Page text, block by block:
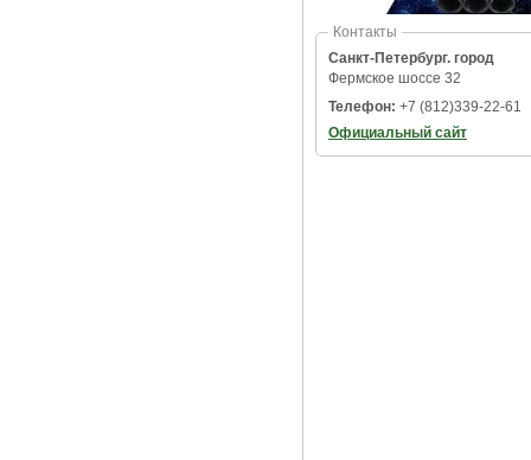
Контакты
Санкт-Петербург. город
Фермское шоссе 32
Телефон: +7 (812)339-22-61
Официальный сайт